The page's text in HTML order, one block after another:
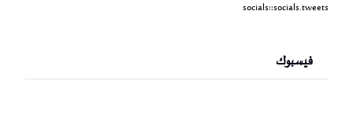
socials::socials.tweets
فيسبوك